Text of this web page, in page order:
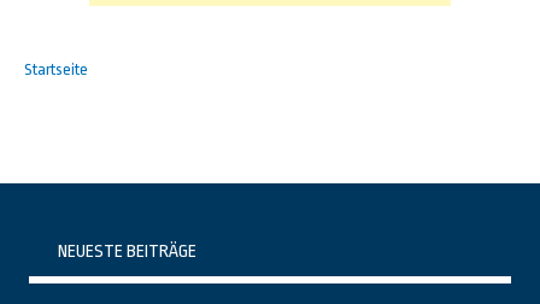
Startseite
NEUESTE BEITRÄGE